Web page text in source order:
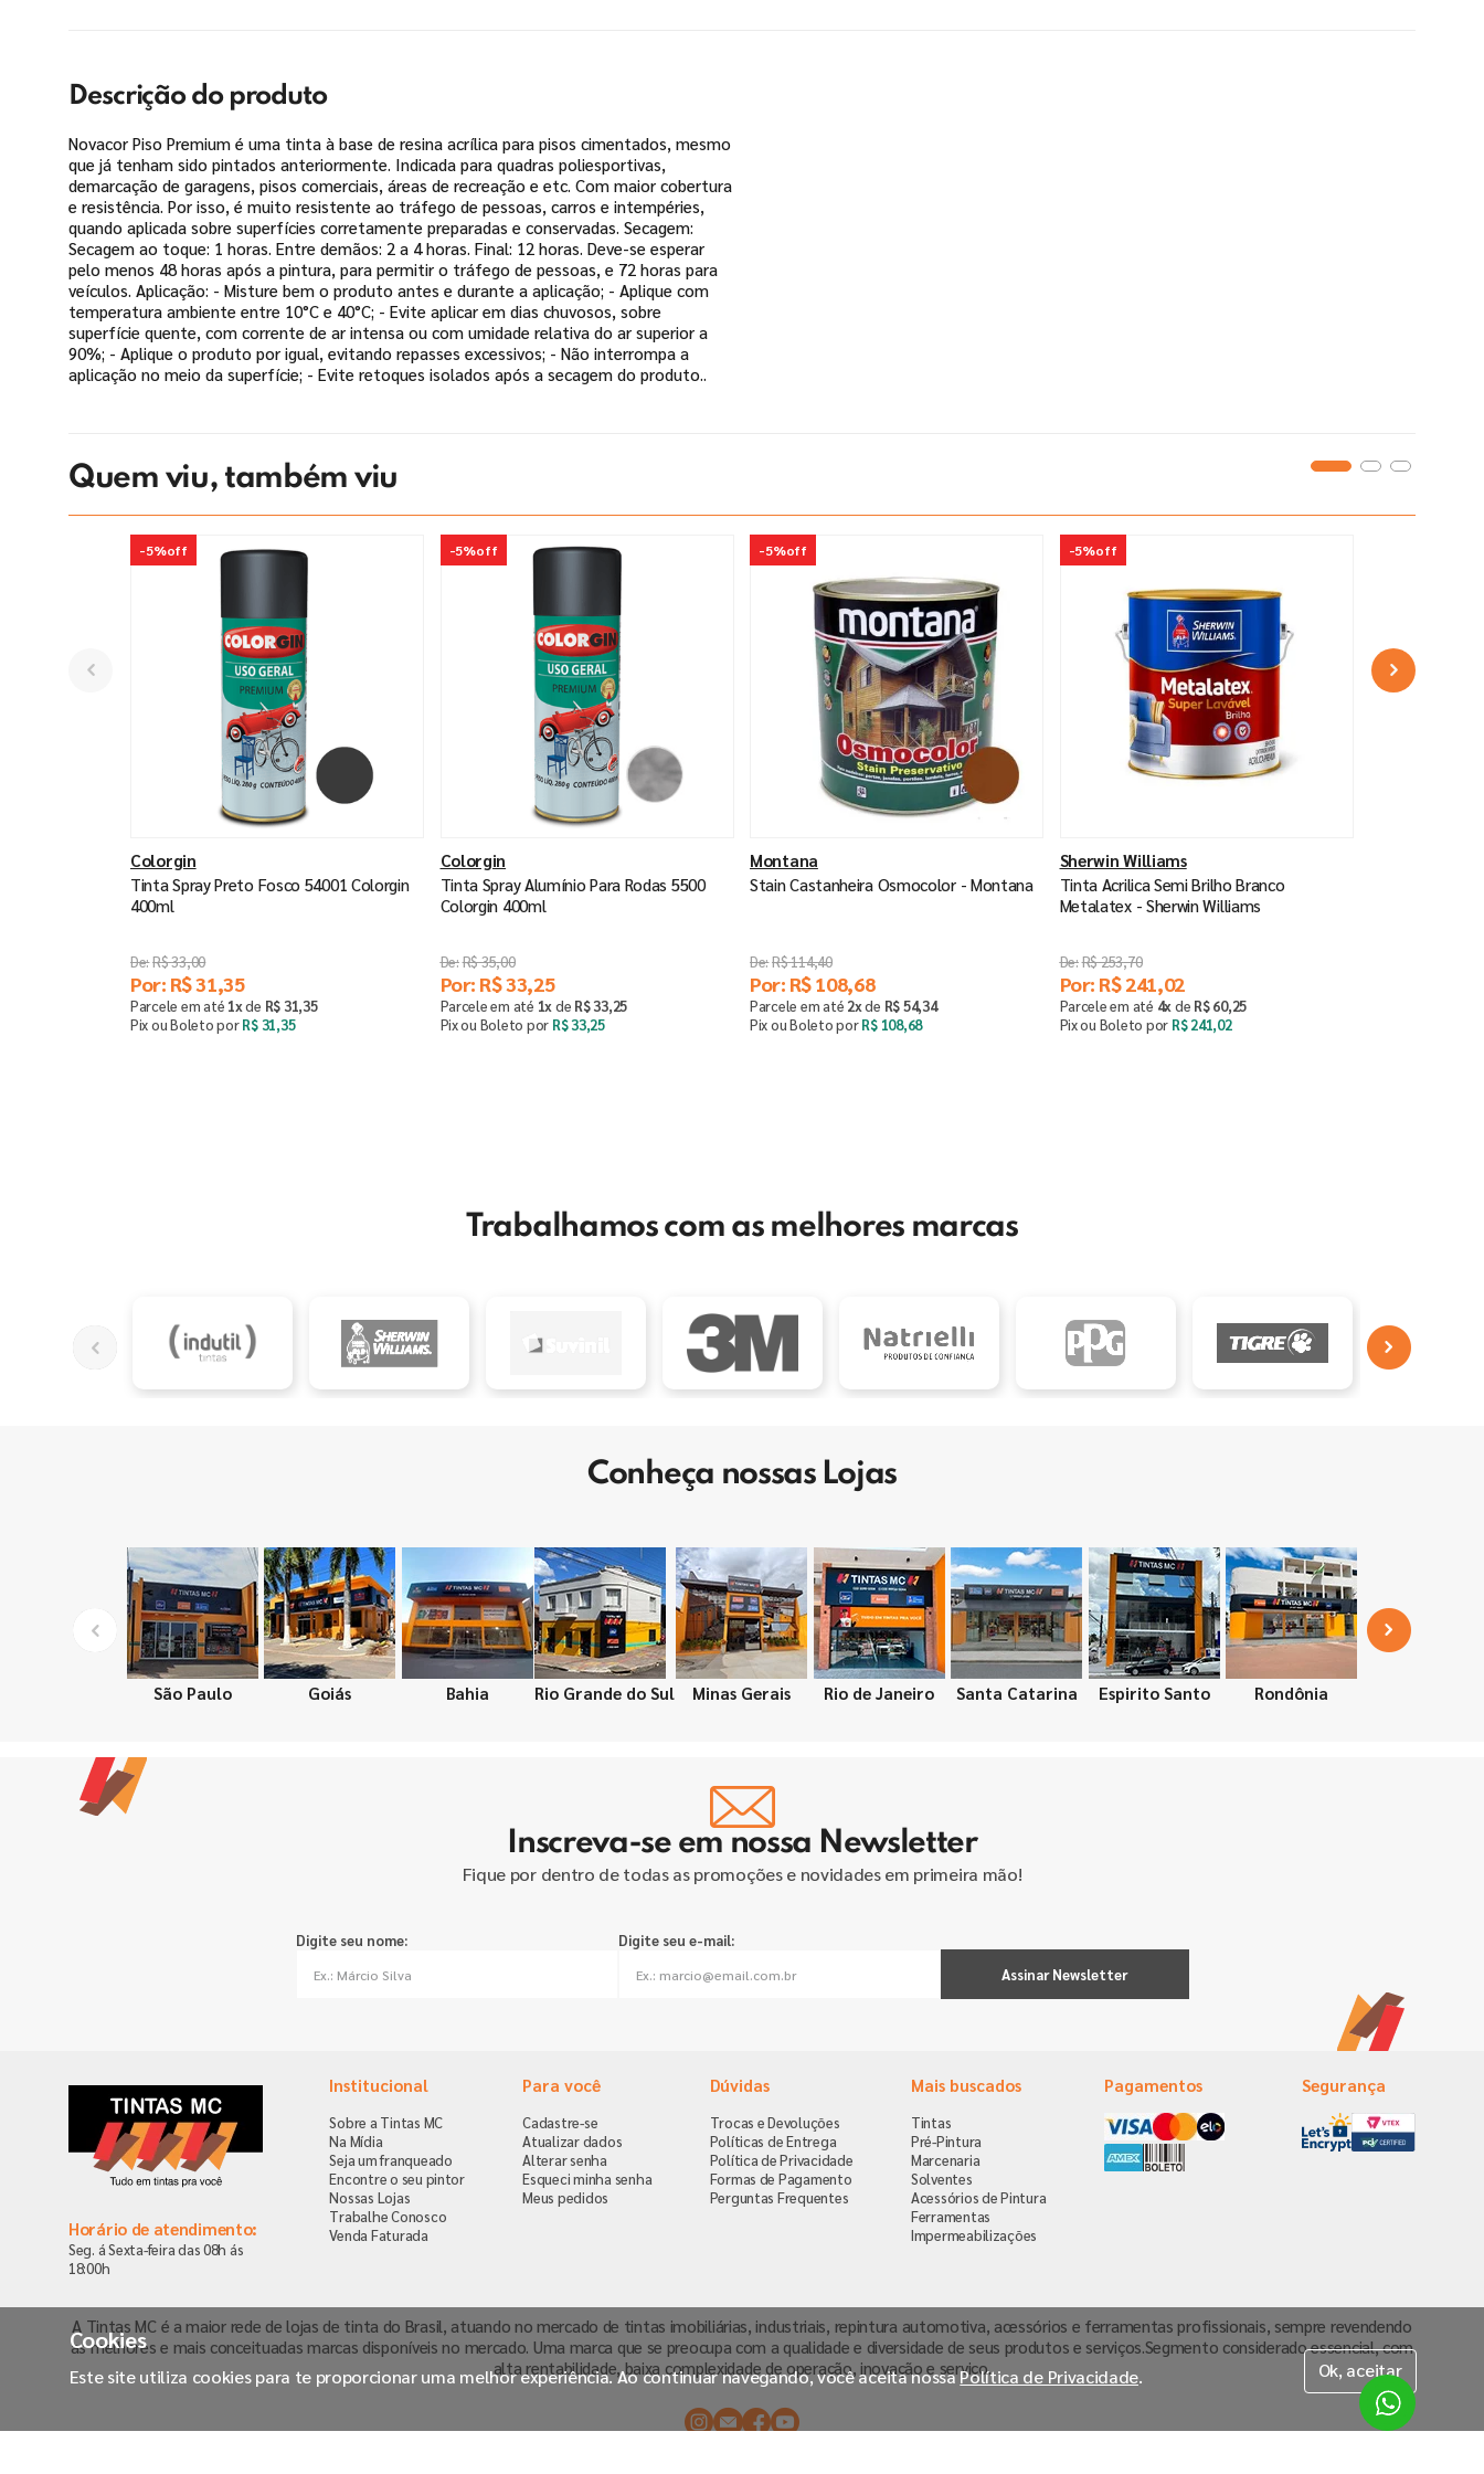
Cookies
Este site utiliza cookies para te proporcionar uma melhor experiência. Ao continuar navegando, você aceita nossaPolítica de Privacidade. Ok, aceitar
Descrição do produto
Novacor Piso Premium é uma tinta à base de resina acrílica para pisos cimentados, mesmo
que já tenham sido pintados anteriormente. Indicada para quadras poliesportivas,
demarcação de garagens, pisos comerciais, áreas de recreação e etc. Com maior cobertura
e resistência. Por isso, é muito resistente ao tráfego de pessoas, carros e intempéries,
quando aplicada sobre superfícies corretamente preparadas e conservadas. Secagem:
Secagem ao toque: 1 horas. Entre demãos: 2 a 4 horas. Final: 12 horas. Deve-se esperar
pelo menos 48 horas após a pintura, para permitir o tráfego de pessoas, e 72 horas para
veículos. Aplicação: - Misture bem o produto antes e durante a aplicação; - Aplique com
temperatura ambiente entre 10°C e 40°C; - Evite aplicar em dias chuvosos, sobre
superfície quente, com corrente de ar intensa ou com umidade relativa do ar superior a
90%; - Aplique o produto por igual, evitando repasses excessivos; - Não interrompa a
aplicação no meio da superfície; - Evite retoques isolados após a secagem do produto..
Quem viu, também viu
-5%off
Colorgin
Tinta Spray Preto Fosco 54001 Colorgin
400ml
R$33,00
Por: R$31,35
Parcele em até 1xde R$ 31,35
Pix ou Boleto porR$ 31,35
-5%off
Colorgin
Tinta Spray Alumínio Para Rodas 5500
Colorgin 400ml
R$35,00
Por: R$33,25
Parcele em até 1xde R$ 33,25
Pix ou Boleto por R$ 33,25
-5%off
Montana
Stain Castanheira Osmocolor - Montana
R$114,40
Por: R$108,68
Parcele em até 2xde R$54,34
Pix ou Boleto porR$ 108,68
-5%off
Sherwin Williams
Tinta Acrilica Semi Brilho Branco
Metalatex - Sherwin Williams
R$253,70
Por: R$ 241,02
Parcele em até 4xde R$ 60,25
Pix ou Boleto por R$ 241,02
Trabalhamos com as melhores marcas
Conheça nossas Lojas
São Paulo Goiás Bahia Rio Grande do Sul Minas Gerais Rio de Janeiro Santa Catarina Espirito Santo Rondônia
Inscreva-se em nossa Newsletter
Fique por dentro de todas as promoções e novidades em primeira mão!
Digite seu nome:
Digite seu e-mail:
Assinar Newsletter
Horário de atendimento:
Seg. á Sexta-feira das 08h ás
18:00h
Institucional
Sobre a Tintas MC
Na Mídia
Seja um franqueado
Encontre o seu pintor
Nossas Lojas
Trabalhe Conosco
Venda Faturada
Para você
Cadastre-se
Atualizar dados
Alterar senha
Esqueci minha senha
Meus pedidos
Dúvidas
Trocas e Devoluções
Políticas de Entrega
Política de Privacidade
Formas de Pagamento
Perguntas Frequentes
Mais buscados
Tintas
Pré-Pintura
Marcenaria
Solventes
Acessórios de Pintura
Ferramentas
Impermeabilizações
Pagamentos Segurança
A Tintas MC é a maior rede de lojas de tinta do Brasil, atuando no mercado de tintas imobiliárias, industriais, repintura automotiva, acessórios e ferramentas profissionais, sempre revendendo
as melhores e mais conceituadas marcas disponíveis no mercado. Uma marca que se preocupa com a qualidade e diversidade de seus produtos e serviços.Segmento considerado essencial, com
alta rentabilidade, baixa complexidade de operação, inovação e serviço.